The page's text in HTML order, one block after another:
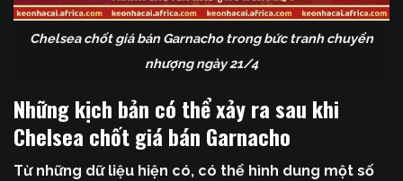
Chelsea chốt giá bán Garnacho trong bức tranh chuyển
nhượng ngày 21/4
Những kịch bản có thể xảy ra sau khi
Chelsea chốt giá bán Garnacho
Từ những dữ liệu hiện có, có thể hình dung một số